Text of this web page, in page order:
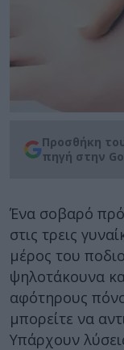
Προσθήκη
πηγή στην
Ένα σοβαρό
στις τρεις
μέρος του
ψηλοτάκουνα
αφότηρους
μπορείτε να
Υπάρχουν